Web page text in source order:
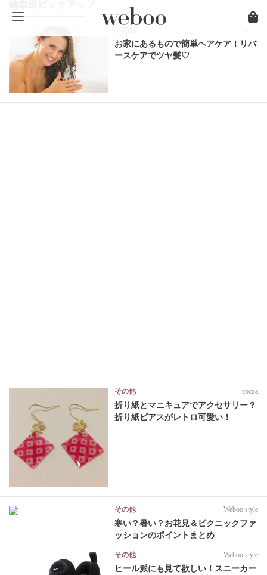
お家にあるもので簡単ヘアケア！リバ
ースケアでツヤ髪♡
その他 cocoa
折り紙とマニキュアでアクセサリー？
折り紙ピアスがレトロ可愛い！
その他 Weboo style
寒い？暑い？お花見＆ピクニックファ
ッションのポイントまとめ
その他 Weboo style
ヒール派にも見て欲しい！スニーカー